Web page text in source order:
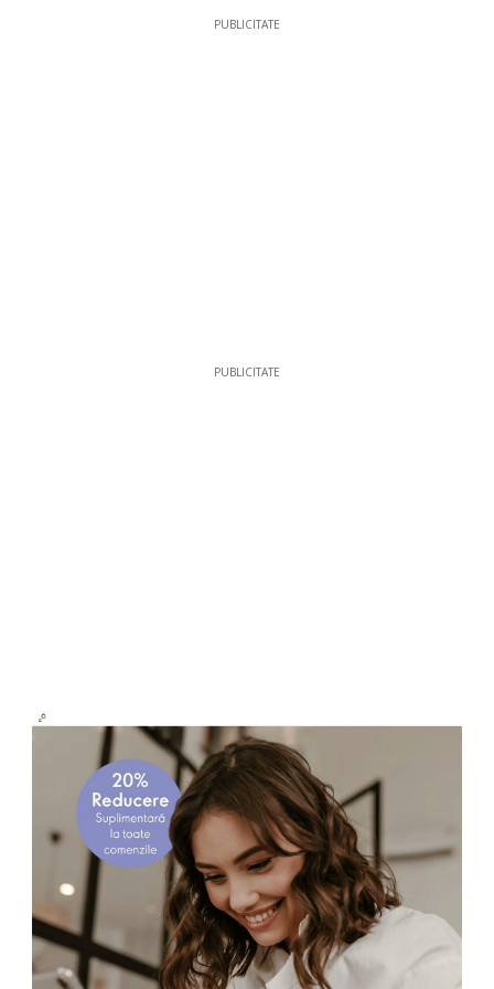
PUBLICITATE
PUBLICITATE